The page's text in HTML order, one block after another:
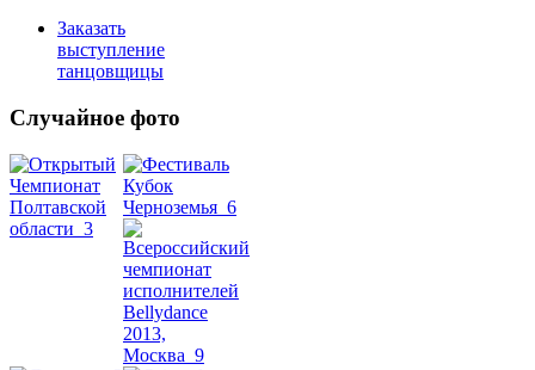
Заказать
выступление
танцовщицы
Случайное фото
живота
Belly